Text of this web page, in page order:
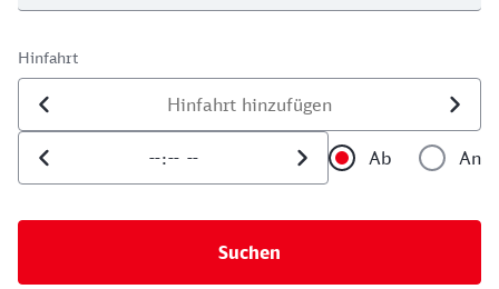
Hinfahrt
Datum der Hinfahrt
Uhrzeit der Hinfahrt
Ab
An